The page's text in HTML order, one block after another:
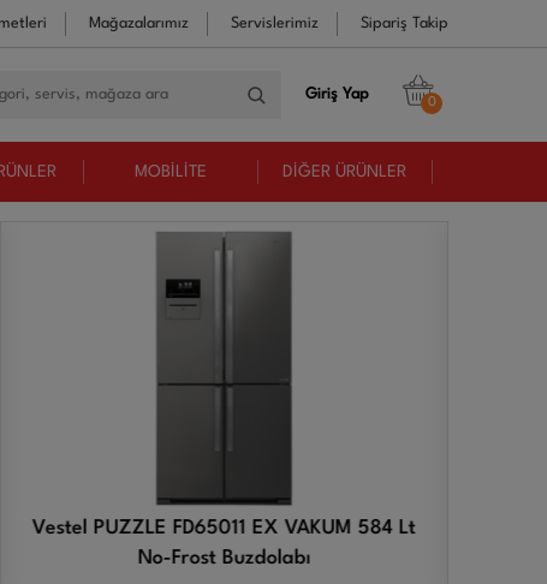
Mağazalarımız Servislerimiz Sipariş Takip
Giriş Yap 0
MOBİLİTE DİĞER ÜRÜNLER
Vestel PUZZLE FD65011 EX VAKUM 584 Lt
No-Frost Buzdolabı